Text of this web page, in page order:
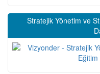
Stratejik Yönetim ve